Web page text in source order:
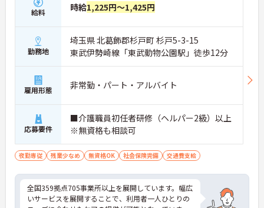
給料 時給1,225円～1,425円
勤務地
埼玉県 北葛飾郡杉戸町 杉戸5-3-15
東武伊勢崎線「東武動物公園駅」徒歩12分
雇用形態 非常勤・パート・アルバイト
応募要件
■介護職員初任者研修（ヘルパー2級）以上
※無資格も相談可
夜勤専従 残業少なめ 無資格OK 社会保険完備 交通費支給
全国359拠点705事業所以上を展開しています。幅広
いサービスを展開することで、利用者一人ひとりの